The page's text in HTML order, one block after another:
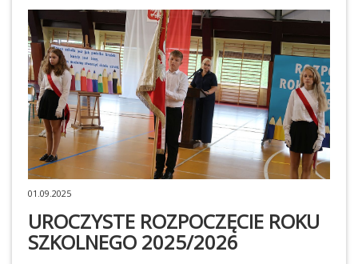
01.09.2025
UROCZYSTE ROZPOCZĘCIE ROKU
SZKOLNEGO 2025/2026